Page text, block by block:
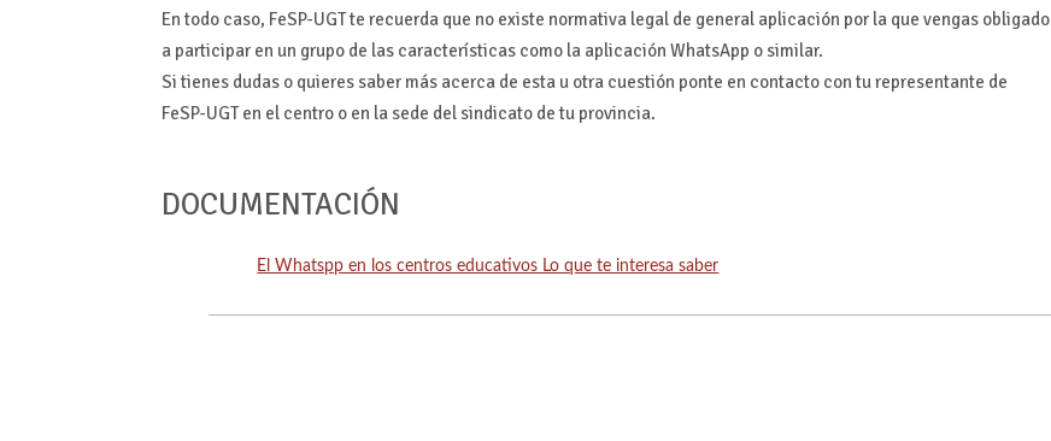
En todo caso, FeSP-UGT te recuerda que no existe normativa legal de general aplicación por la que vengas obligado
a participar en un grupo de las características como la aplicación WhatsApp o similar.
Si tienes dudas o quieres saber más acerca de esta u otra cuestión ponte en contacto con tu representante de
FeSP-UGT en el centro o en la sede del sindicato de tu provincia.
DOCUMENTACIÓN
El Whatspp en los centros educativos Lo que te interesa saber